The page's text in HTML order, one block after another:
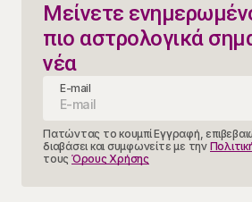
Μείνετε
πιο αστρολογικά
νέα
E-mail
Πατώντας το κουμπί Εγγραφή,
διαβάσει και συμφωνείτε με την
τους Όρους Χρήσης